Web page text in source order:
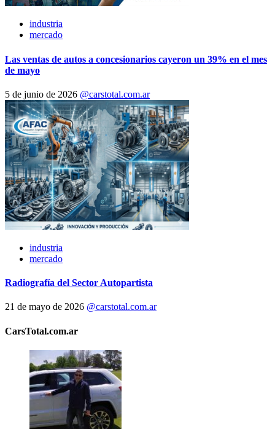
industria
mercado
Las ventas de autos a concesionarios cayeron un 39% en el mes
de mayo
5 de junio de 2026 @carstotal.com.ar
industria
mercado
Radiografía del Sector Autopartista
21 de mayo de 2026 @carstotal.com.ar
CarsTotal.com.ar